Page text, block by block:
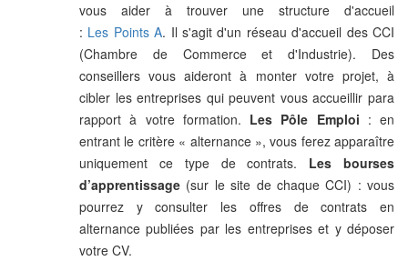
vous aider à trouver une structure d'accueil
: Les Points A. Il s'agit d'un réseau d'accueil des CCI
(Chambre de Commerce et d'Industrie). Des
conseillers vous aideront à monter votre projet, à
cibler les entreprises qui peuvent vous accueillir para
rapport à votre formation. Les Pôle Emploi : en
entrant le critère « alternance », vous ferez apparaître
uniquement ce type de contrats. Les bourses
d’apprentissage (sur le site de chaque CCI) : vous
pourrez y consulter les offres de contrats en
alternance publiées par les entreprises et y déposer
votre CV.